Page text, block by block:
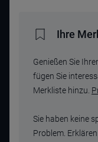
Ihre
Genießen Sie
fügen Sie
Merkliste hinzu.
Sie haben keine
Problem.